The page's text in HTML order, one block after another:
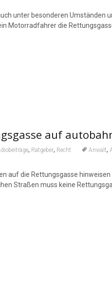
unter besonderen Umständen
Motorradfahrer die
auf
, Ratgeber, Recht Anwalt,
auf die Rettungsgasse
Straßen muss keine